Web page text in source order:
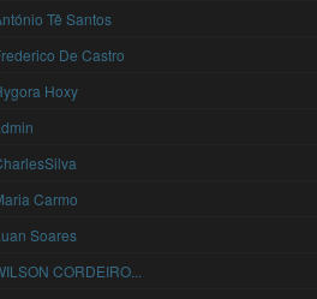
Tê Santos
De Castro
Hoxy
Carmo
Soares
CORDEIRO...